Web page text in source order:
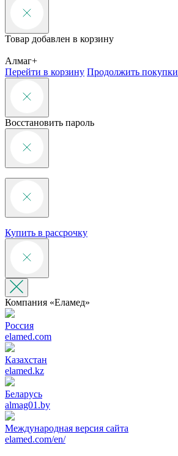
Товар добавлен в корзину
Алмаг+
Перейти в корзину Продолжить покупки
Восстановить пароль
Купить в рассрочку
Компания «‎Еламед»
Россия
elamed.com
Казахстан
elamed.kz
Беларусь
almag01.by
Международная версия сайта
elamed.com/en/